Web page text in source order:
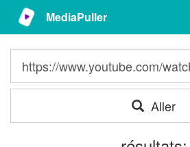
MediaPuller
Aller